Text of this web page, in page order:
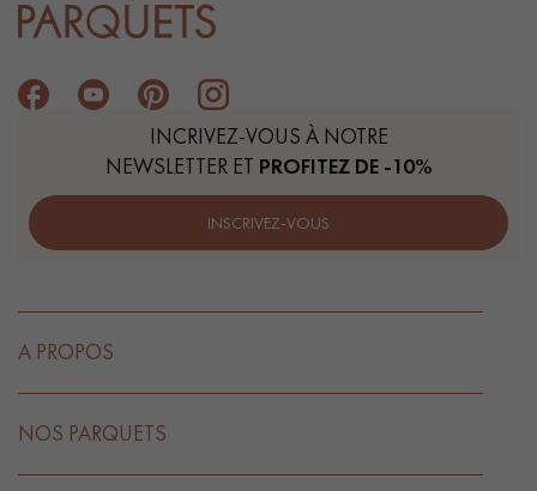
INCRIVEZ-VOUS À NOTRE
NEWSLETTER ET PROFITEZ DE -10%
INSCRIVEZ-VOUS
A PROPOS
NOS PARQUETS